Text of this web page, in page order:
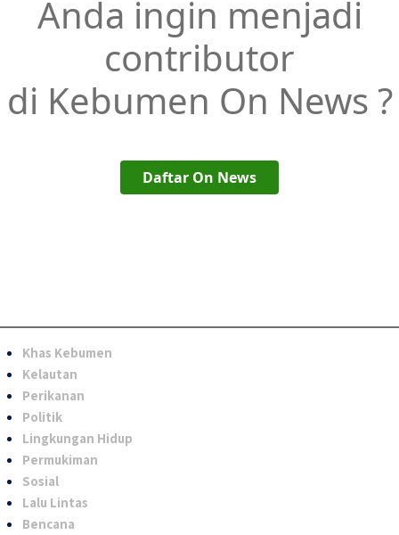
Anda ingin menjadi
contributor
di Kebumen On News ?
Daftar On News
Khas Kebumen
Kelautan
Perikanan
Politik
Lingkungan Hidup
Permukiman
Sosial
Lalu Lintas
Bencana